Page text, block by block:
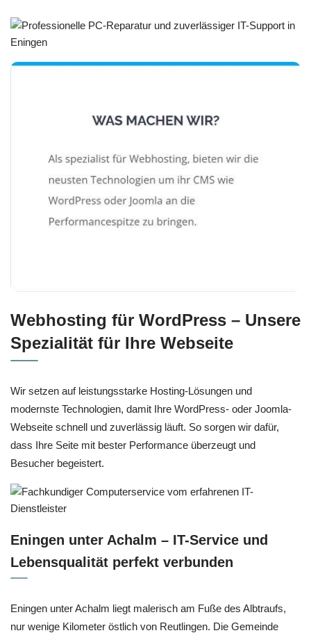
Webhosting für WordPress – Unsere
Spezialität für Ihre Webseite
Wir setzen auf leistungsstarke Hosting-Lösungen und
modernste Technologien, damit Ihre WordPress- oder Joomla-
Webseite schnell und zuverlässig läuft. So sorgen wir dafür,
dass Ihre Seite mit bester Performance überzeugt und
Besucher begeistert.
Eningen unter Achalm – IT-Service und
Lebensqualität perfekt verbunden
Eningen unter Achalm liegt malerisch am Fuße des Albtraufs,
nur wenige Kilometer östlich von Reutlingen. Die Gemeinde